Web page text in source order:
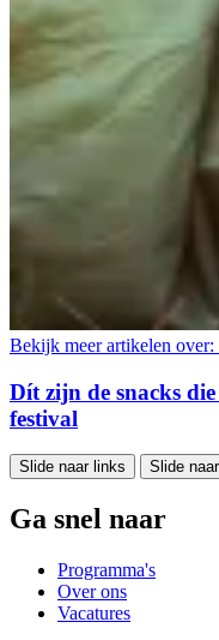
Bekijk meer artikelen over:
Dít zijn de snacks
festival
Slide naar links Slide
Ga snel naar
Programma's
Over ons
Vacatures